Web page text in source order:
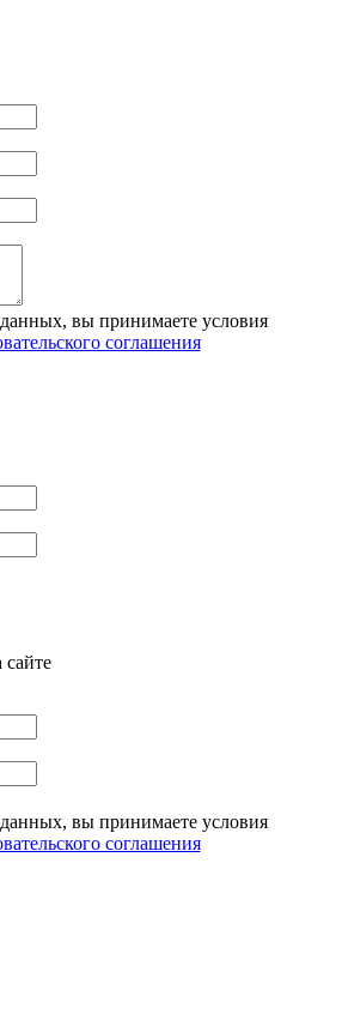
вы принимаете условия
соглашения
сайте
вы принимаете условия
соглашения